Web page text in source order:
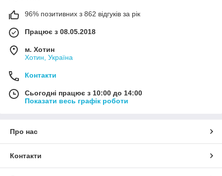
96% позитивних з 862 відгуків за рік
Працює з 08.05.2018
м. Хотин
Хотин, Україна
Контакти
Сьогодні працює з 10:00 до 14:00
Показати весь графік роботи
Про нас
Контакти